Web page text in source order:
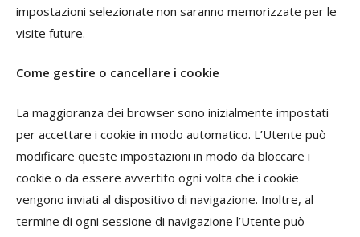
impostazioni selezionate non saranno memorizzate per le
visite future.
Come gestire o cancellare i cookie
La maggioranza dei browser sono inizialmente impostati
per accettare i cookie in modo automatico. L’Utente può
modificare queste impostazioni in modo da bloccare i
cookie o da essere avvertito ogni volta che i cookie
vengono inviati al dispositivo di navigazione. Inoltre, al
termine di ogni sessione di navigazione l’Utente può